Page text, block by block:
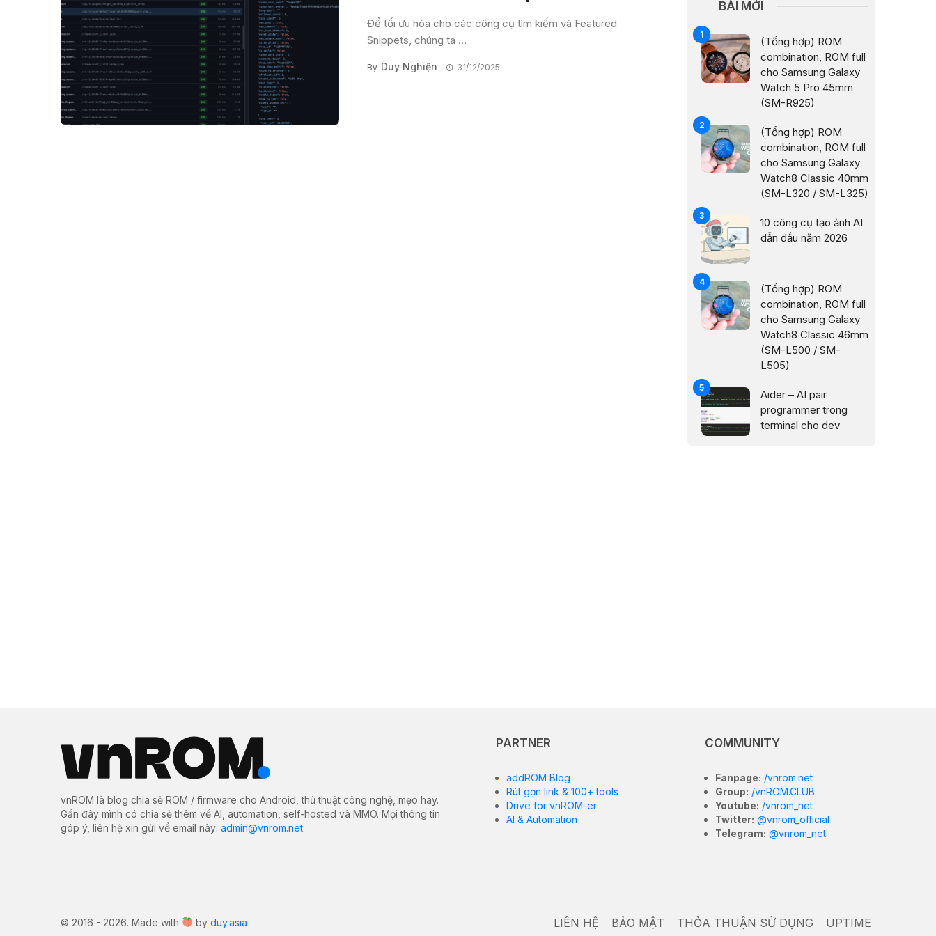
Để tối ưu hóa cho các công cụ tìm kiếm và Featured
Snippets, chúng ta ...
By Duy Nghiện 31/12/2025
BÀI MỚI
(Tổng hợp) ROM
combination, ROM full
cho Samsung Galaxy
Watch 5 Pro 45mm
(SM-R925)
(Tổng hợp) ROM
combination, ROM full
cho Samsung Galaxy
Watch8 Classic 40mm
(SM-L320 / SM-L325)
10 công cụ tạo ảnh AI
dẫn đầu năm 2026
(Tổng hợp) ROM
combination, ROM full
cho Samsung Galaxy
Watch8 Classic 46mm
(SM-L500 / SM-
L505)
Aider – AI pair
programmer trong
terminal cho dev
vnROM là blog chia sẻ ROM / firmware cho Android, thủ thuật công nghệ, mẹo hay.
Gần đây mình có chia sẻ thêm về AI, automation, self-hosted và MMO. Mọi thông tin
góp ý, liên hệ xin gửi về email này: admin@vnrom.net
PARTNER
addROM Blog
Rút gọn link & 100+ tools
Drive for vnROM-er
AI & Automation
COMMUNITY
Fanpage: /vnrom.net
Group: /vnROM.CLUB
Youtube: /vnrom_net
Twitter: @vnrom_official
Telegram: @vnrom_net
© 2016 - 2026. Made with by duy.asia LIÊN HỆ BẢO MẬT THỎA THUẬN SỬ DỤNG UPTIME